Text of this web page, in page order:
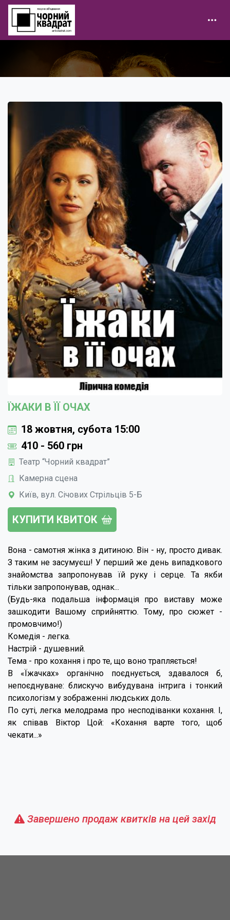
ЇЖАКИ В ЇЇ ОЧАХ
18 жовтня, субота 15:00
410 - 560 грн
Театр “Чорний квадрат”
Камерна сцена
Київ, вул. Січових Стрільців 5-Б
КУПИТИ КВИТОК
Вона - самотня жінка з дитиною. Він - ну, просто дивак.
З таким не засумуєш! У перший же день випадкового
знайомства запропонував їй руку і серце. Та якби
тільки запропонував, однак...
(Будь-яка подальша інформація про виставу може
зашкодити Вашому сприйняттю. Тому, про сюжет -
промовчимо!)
Комедія - легка.
Настрій - душевний.
Тема - про кохання і про те, що воно трапляється!
В «Їжачках» органічно поєднується, здавалося б,
непоєднуване: блискучо вибудувана інтрига і тонкий
психологізм у зображенні людських доль.
По суті, легка мелодрама про несподіванки кохання. І,
як співав Віктор Цой: «Кохання варте того, щоб
чекати...»
Завершено продаж квитків на цей захід